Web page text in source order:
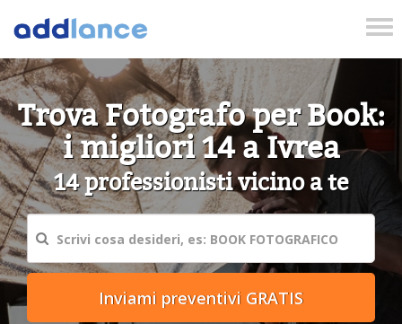
Trova Fotografo per Book:
i migliori 14 a Ivrea
14 professionisti vicino a te